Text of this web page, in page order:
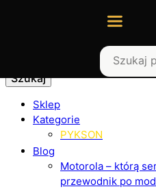
Sklep
Kategorie
PYKSON
Blog
Motorola – którą
przewodnik po